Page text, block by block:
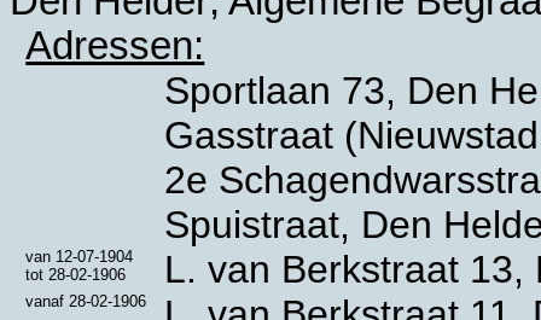
Adressen:
Sportlaan 73, Den
Gasstraat
2e
Spuistraat, Den
van 12-07-1904
tot28-02-1906 L. van Berkstraat 13,
vanaf28-02-1906